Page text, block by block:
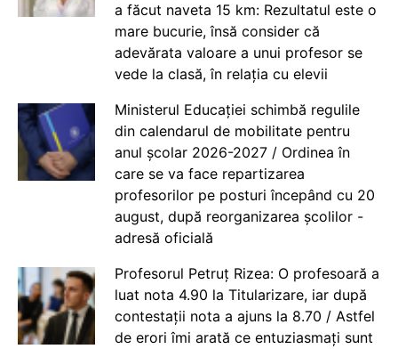
a făcut naveta 15 km: Rezultatul este o
mare bucurie, însă consider că
adevărata valoare a unui profesor se
vede la clasă, în relația cu elevii
Ministerul Educației schimbă regulile
din calendarul de mobilitate pentru
anul școlar 2026-2027 / Ordinea în
care se va face repartizarea
profesorilor pe posturi începând cu 20
august, după reorganizarea școlilor -
adresă oficială
Profesorul Petruț Rizea: O profesoară a
luat nota 4.90 la Titularizare, iar după
contestații nota a ajuns la 8.70 / Astfel
de erori îmi arată ce entuziasmați sunt